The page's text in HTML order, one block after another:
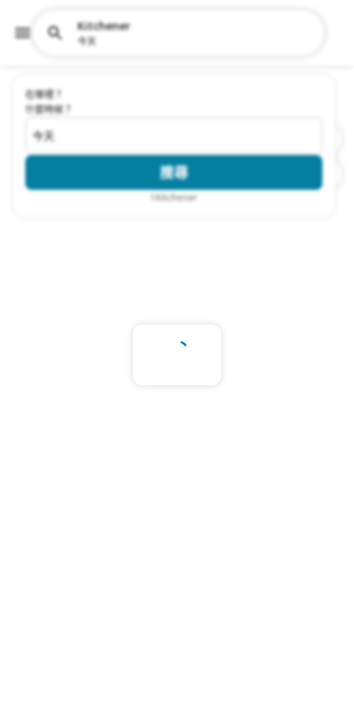
在哪裡？
什麼時候？
今天
搜尋
Kitchener
Kitchener
今天